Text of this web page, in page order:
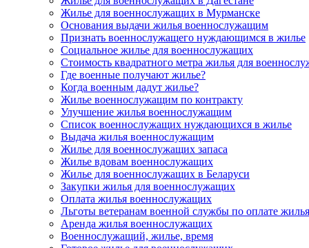
Жилье для военнослужащих в Мурманске
Основания выдачи жилья военнослужащим
Признать военнослужащего нуждающимся в жилье
Социальное жилье для военнослужащих
Стоимость квадратного метра жилья для
Где военные получают жилье?
Когда военным дадут жилье?
Жилье военнослужащим по контракту
Улучшение жилья военнослужащим
Список военнослужащих нуждающихся в жилье
Выдача жилья военнослужащим
Жилье для военнослужащих запаса
Жилье вдовам военнослужащих
Жилье для военнослужащих в Беларуси
Закупки жилья для военнослужащих
Оплата жилья военнослужащих
Льготы ветеранам военной службы по оплате жилья
Аренда жилья военнослужащих
Военнослужащий, жилье, время